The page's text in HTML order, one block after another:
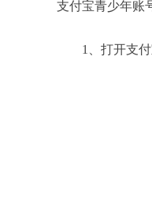
支付宝青少年账
1、打开支付